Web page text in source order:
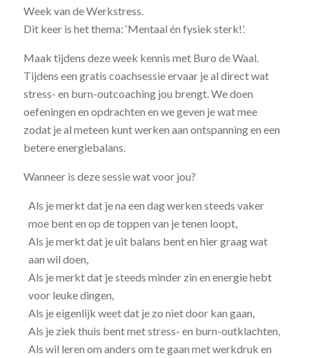
Week van de Werkstress.
Dit keer is het thema: ‘Mentaal én fysiek sterk!’.
Maak tijdens deze week kennis met Buro de Waal.
Tijdens een gratis coachsessie ervaar je al direct wat
stress- en burn-outcoaching jou brengt. We doen
oefeningen en opdrachten en we geven je wat mee
zodat je al meteen kunt werken aan ontspanning en een
betere energiebalans.
Wanneer is deze sessie wat voor jou?
Als je merkt dat je na een dag werken steeds vaker
moe bent en op de toppen van je tenen loopt,
Als je merkt dat je uit balans bent en hier graag wat
aan wil doen,
Als je merkt dat je steeds minder zin en energie hebt
voor leuke dingen,
Als je eigenlijk weet dat je zo niet door kan gaan,
Als je ziek thuis bent met stress- en burn-outklachten,
Als wil leren om anders om te gaan met werkdruk en